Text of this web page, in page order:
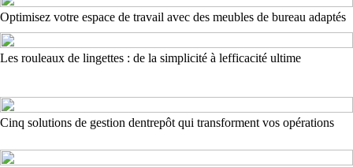
Optimisez votre espace de travail avec des meubles de bureau adaptés
Les rouleaux de lingettes : de la simplicité à lefficacité ultime
Cinq solutions de gestion dentrepôt qui transforment vos opérations